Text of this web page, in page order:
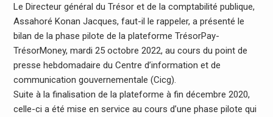
Le Directeur général du Trésor et de la comptabilité publique,
Assahoré Konan Jacques, faut-il le rappeler, a présenté le
bilan de la phase pilote de la plateforme TrésorPay-
TrésorMoney, mardi 25 octobre 2022, au cours du point de
presse hebdomadaire du Centre d’information et de
communication gouvernementale (Cicg).
Suite à la finalisation de la plateforme à fin décembre 2020,
celle-ci a été mise en service au cours d’une phase pilote qui